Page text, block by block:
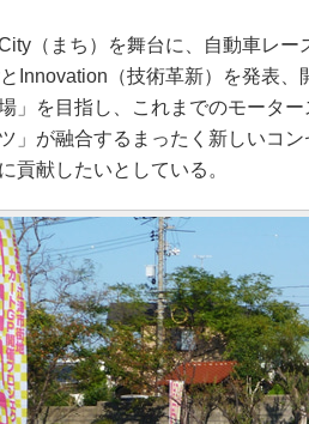
（まち）を舞台に、自動車レー
Innovation（技術革新）を発表、
」を目指し、これまでのモーター
」が融合するまったく新しいコ
貢献したいとしている。